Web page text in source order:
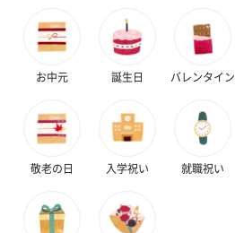
お中元 誕生日 バレンタイン
敬老の日 入学祝い 就職祝い